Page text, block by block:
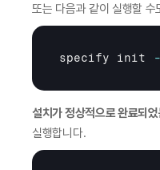
또는 다음과 같이 실행할 수
specify init
설치가 정상적으로 완료되
실행합니다.